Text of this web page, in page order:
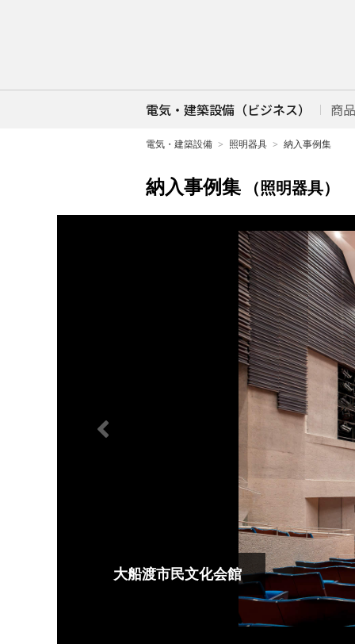
電気・建築設備（ビジネス） 商
電気・建築設備 照明器具 納入事例集
納入事例集 （照明器具）
大船渡市民文化会館